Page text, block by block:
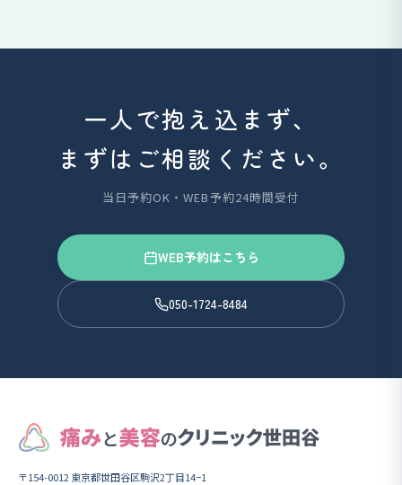
一人で抱え込まず、
まずはご相談ください。
当日予約OK・WEB予約24時間受付
WEB予約はこちら
050-1724-8484
〒154-0012 東京都世田谷区駒沢2丁目14−1